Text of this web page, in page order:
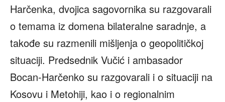
Harčenka, dvojica sagovornika su razgovarali
o temama iz domena bilateralne saradnje, a
takođe su razmenili mišljenja o geopolitičkoj
situaciji. Predsednik Vučić i ambasador
Bocan-Harčenko su razgovarali i o situaciji na
Kosovu i Metohiji, kao i o regionalnim